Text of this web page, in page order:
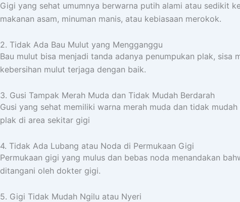
Gigi yang sehat umumnya berwarna putih alami atau sedikit
makanan asam, minuman manis, atau kebiasaan merokok.
2. Tidak Ada Bau Mulut yang Mengganggu
Bau mulut bisa menjadi tanda adanya penumpukan plak,
kebersihan mulut terjaga dengan baik.
3. Gusi Tampak Merah Muda dan Tidak Mudah Berdarah
Gusi yang sehat memiliki warna merah muda dan tidak
plak di area sekitar gigi
4. Tidak Ada Lubang atau Noda di Permukaan Gigi
Permukaan gigi yang mulus dan bebas noda menandakan
ditangani oleh dokter gigi.
5. Gigi Tidak Mudah Ngilu atau Nyeri